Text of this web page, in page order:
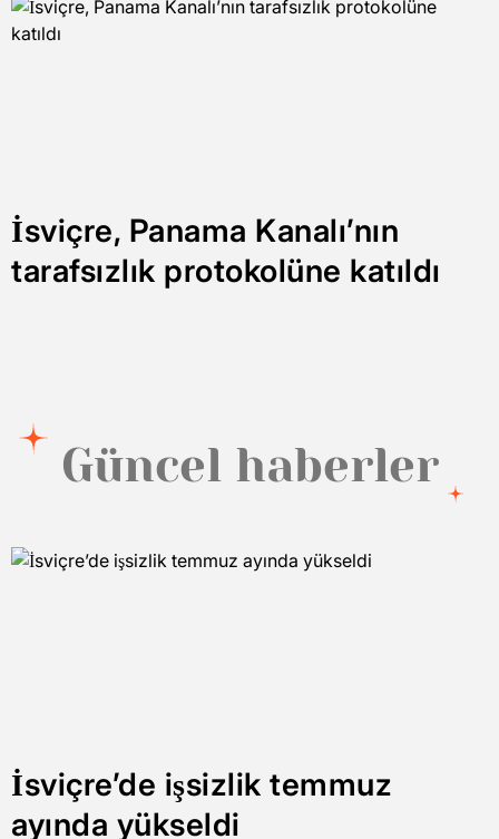
İsviçre, Panama Kanalı’nın
tarafsızlık protokolüne katıldı
Güncel haberler
İsviçre’de işsizlik temmuz
ayında yükseldi